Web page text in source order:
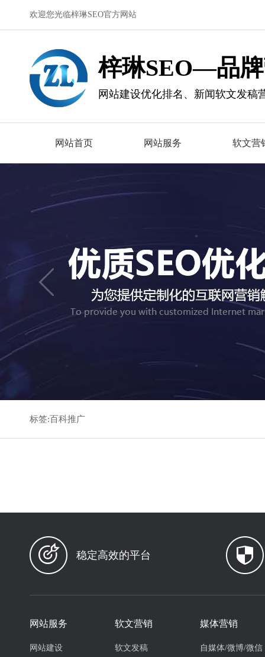
欢迎您光临梓琳SEO官方网站
梓琳SEO—品
网站建设优化排名、新闻软文发稿
网站首页 网站服务 软文营
标签:百科推广
稳定高效的平台
网站服务
网站建设
软文营销
软文发稿
媒体营销
自媒体/微博/微信